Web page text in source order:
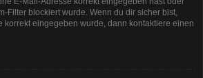
Filter blockiert wurde. Wenn du dir sicher bist,
korrekt eingegeben wurde, dann kontaktiere einen